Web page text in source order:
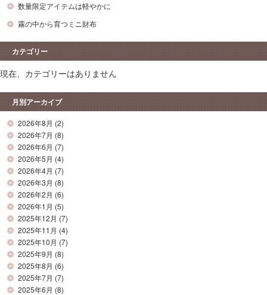
数量限定アイテムは軽やかに
霧の中から育つミニ財布
カテゴリー
現在、カテゴリーはありません
月別アーカイブ
2026年8月 (2)
2026年7月 (8)
2026年6月 (7)
2026年5月 (4)
2026年4月 (7)
2026年3月 (8)
2026年2月 (6)
2026年1月 (5)
2025年12月 (7)
2025年11月 (4)
2025年10月 (7)
2025年9月 (8)
2025年8月 (6)
2025年7月 (7)
2025年6月 (8)